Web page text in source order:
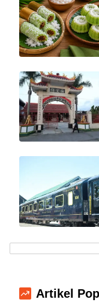
Artikel